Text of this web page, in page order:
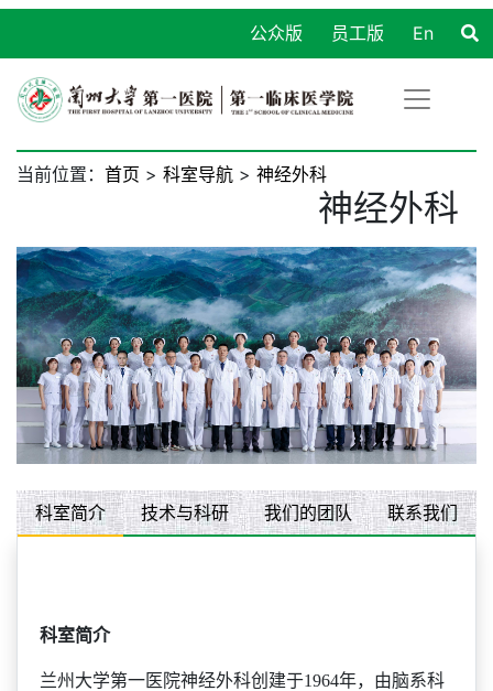
En
员工版
公众版
当前位置： 首页 > 科室导航 > 神经外科
神经外科
科室简介 技术与科研 我们的团队 联系我们
科室简介
兰州大学第一医院神经外科创建于1964年，由脑系科